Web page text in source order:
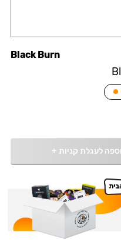
Black Burn
לעגלת קניות +